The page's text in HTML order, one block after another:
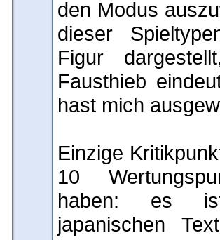
den Modus
dieser
Figur
Fausthieb
hast mich
Einzige
10
haben: es
japanischen